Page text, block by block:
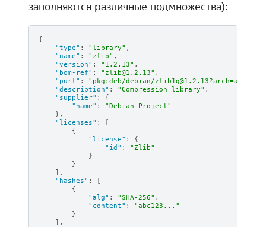
заполняются различные подмножества):
{
"type" : "library" ,
"name" : "zlib" ,
"version" : "1.2.13" ,
"bom-ref" : "zlib@1.2.13" ,
"purl" : "pkg:deb/debian/zlib1g@1.2.13?arch=amd64"
"description" : "Compression library" ,
"supplier" :
{
"name" :
"Debian Project"
},
"licenses" :
[
{
"license" :
{
"id" :
"Zlib"
}
}
],
"hashes" :
[
{
"alg" : "SHA-256" ,
"content" :
"abc123..."
}
],